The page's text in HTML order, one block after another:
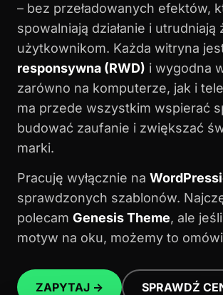
– bez przeładowanych efektów,
spowalniają działanie i utrudniają
użytkownikom. Każda witryna
responsywna (RWD) i wygodna
zarówno na komputerze, jak i
ma przede wszystkim wspierać
budować zaufanie i zwiększać
marki.
Pracuję wyłącznie na
sprawdzonych szablonów.
polecam Genesis Theme, ale
motyw na oku, możemy to
ZAPYTAJ → SPRAWDŹ